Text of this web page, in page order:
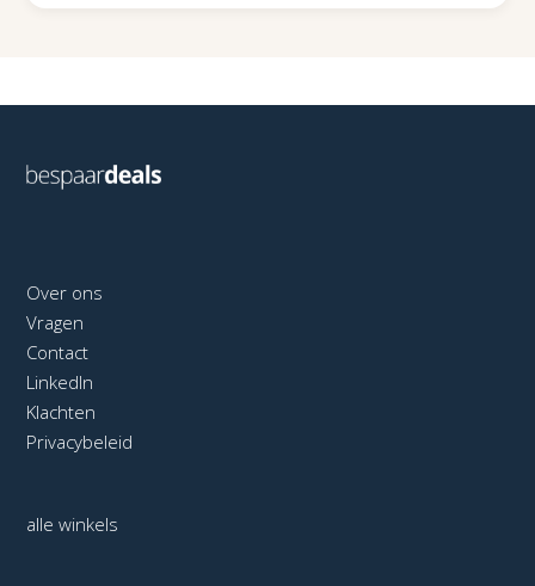
Over ons
Vragen
Contact
LinkedIn
Klachten
Privacybeleid
alle winkels